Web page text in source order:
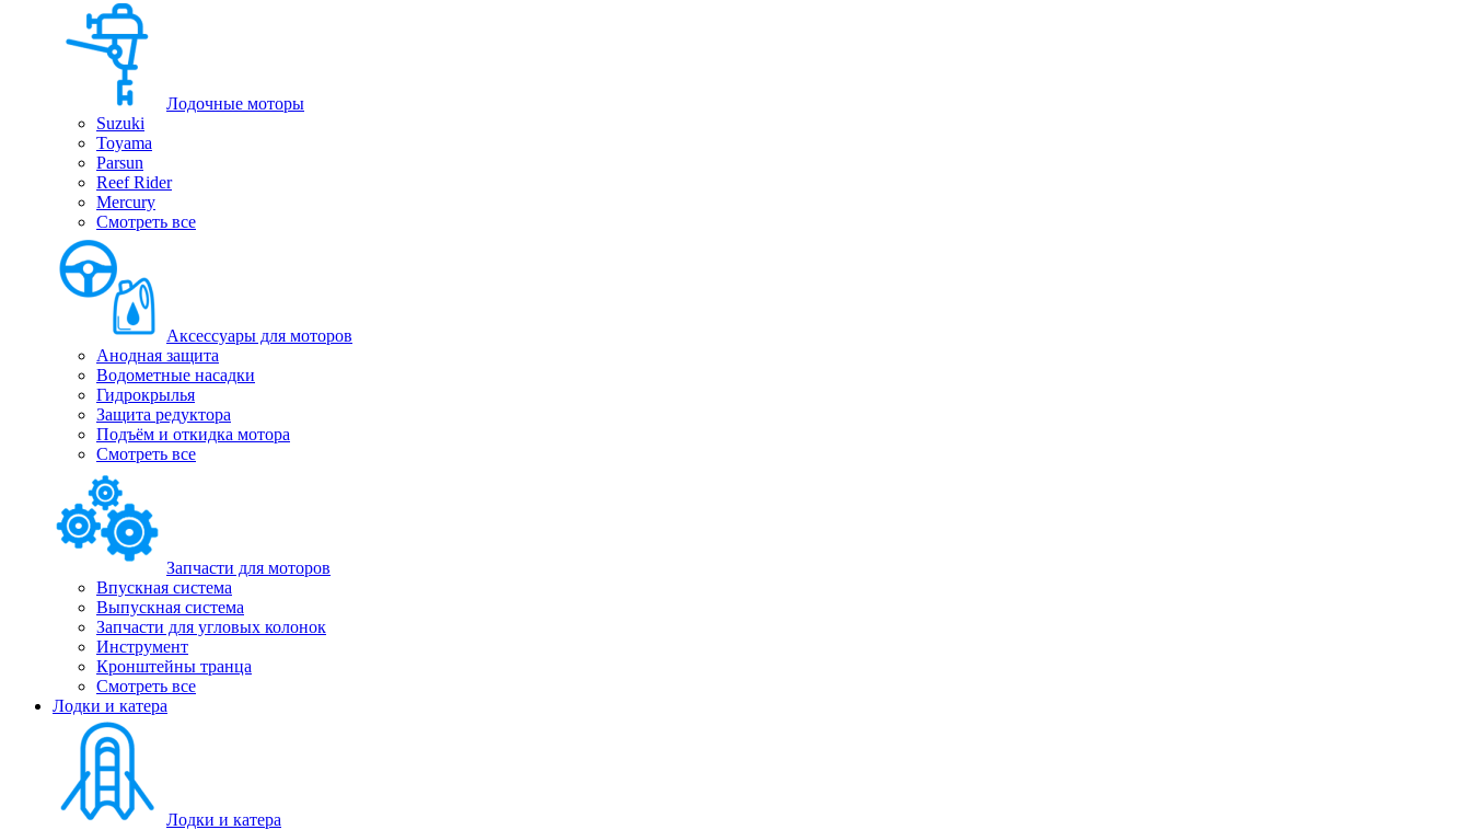
Лодочные моторы
Suzuki
Toyama
Parsun
Reef Rider
Mercury
Смотреть все
Аксессуары для моторов
Анодная защита
Водометные насадки
Гидрокрылья
Защита редуктора
Подъём и откидка мотора
Смотреть все
Запчасти для моторов
Впускная система
Выпускная система
Запчасти для угловых колонок
Инструмент
Кронштейны транца
Смотреть все
Лодки и катера
Лодки и катера